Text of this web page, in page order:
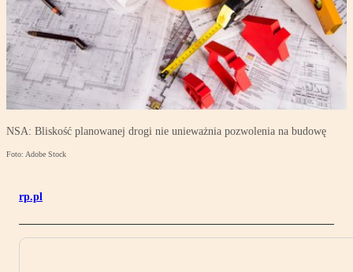
NSA: Bliskość planowanej drogi nie unieważnia pozwolenia na budowę
Foto: Adobe Stock
rp.pl